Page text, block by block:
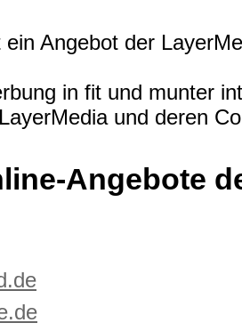
Angebot der
in fit und munter
und deren
Angebote